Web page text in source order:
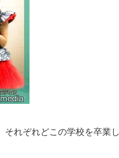
それぞれどこの学校を卒業し